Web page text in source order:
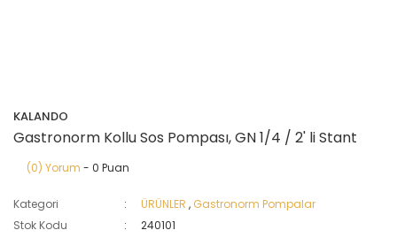
KALANDO
Gastronorm Kollu Sos Pompası, GN 1/4 / 2' li Stant
(0) Yorum - 0 Puan
Kategori ÜRÜNLER , Gastronorm Pompalar
Stok Kodu
240101